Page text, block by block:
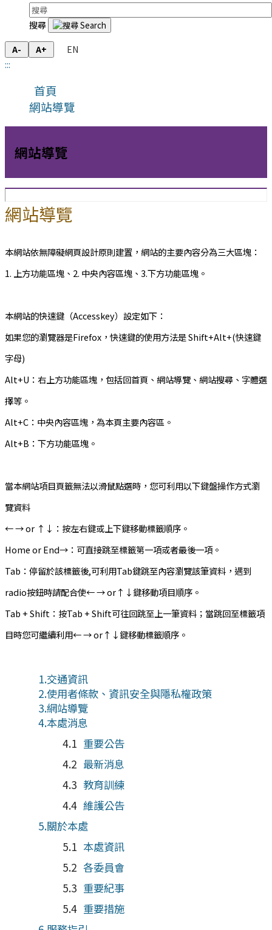
搜尋
A- A+
EN
:::
首頁
網站導覽
網站導覽
網站導覽
本網站依無障礙網頁設計原則建置，網站的主要內容分為三大區塊：
1. 上方功能區塊、2. 中央內容區塊、3.下方功能區塊。
本網站的快速鍵（Accesskey）設定如下：
如果您的瀏覽器是Firefox，快速鍵的使用方法是 Shift+Alt+(快速鍵
字母)
Alt+U：右上方功能區塊，包括回首頁、網站導覽、網站搜尋、字體選
擇等。
Alt+C：中央內容區塊，為本頁主要內容區。
Alt+B：下方功能區塊。
當本網站項目頁籤無法以滑鼠點選時，您可利用以下鍵盤操作方式瀏
覽資料
← → or ↑↓：按左右鍵或上下鍵移動標籤順序。
Home or End→：可直接跳至標籤第一項或者最後一項。
Tab：停留於該標籤後,可利用Tab鍵跳至內容瀏覽該筆資料，遇到
radio按鈕時請配合使← → or↑↓鍵移動項目順序。
Tab + Shift：按Tab + Shift可往回跳至上一筆資料；當跳回至標籤項
目時您可繼續利用← → or↑↓鍵移動標籤順序。
交通資訊
使用者條款、資訊安全與隱私權政策
網站導覽
本處消息
重要公告
最新消息
教育訓練
維護公告
關於本處
本處資訊
各委員會
重要紀事
重要措施